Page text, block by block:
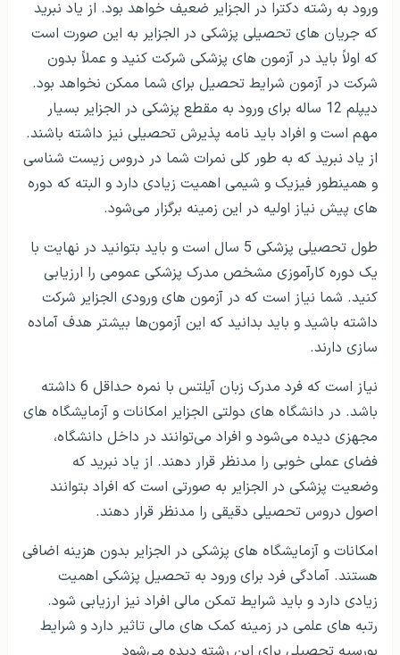
ساله است و افراد حتماً نیاز به مدرک زبان آیلتس دارند. آزمون
ورودی برای این رشته در همه دانشگاه های دولتی و غیر دولتی
الجزایر دیده می‌شود. حقیقت امر این است به طور کلی
یادگیری دروس دندانپزشکی در الجزایر کمی دشوار است و
بسیاری از واحدهای درسی به زبان فرانسوی هستند اما این
موضوع نباید باعث شود که از تحصیل در این رشته صرف نظر
نمایید. کالج ها اغلب شرایط یادگیری زبان فرانسوی به صورت
پیش نیاز را در اختیار شما قرار می‌دهند.
یعنی کسانی که سعی می‌کنند پارت های ابتدایی یادگیری
دروس عملی را بگذارند باید از نظر تئوری قوی باشند. مشخص
است که به طور کلی تمکن مالی برای تحصیل در این مقطع
اهمیت زیادی دارد و باید از پس هزینه های زندگی بر‌آیید. شما
باید بدانید که تمکن مالی در الجزایر به معنی تامین بودن در
برابر هزینه های تحصیل، خوابگاه و خورد و خوراک و هزینه
های تحصیلی است. شما می‌بایست در آزمون ورودی که برگزار
می‌شود نمره حداقل 310 را کسب کنید تا شرایط برای تحصیل
شما فراهم شود. در نظر داشته باشید که دوره های تحصیلی
در راستای ارزیابی های دولتی مشخص می‌شود و البته که وام
های کمک هزینه تحصیلی زیادی در این راستا دیده می‌شود.
پزشکی در الجزایر و شرایط اخذ پذیرش پزشکی در
الجزایر